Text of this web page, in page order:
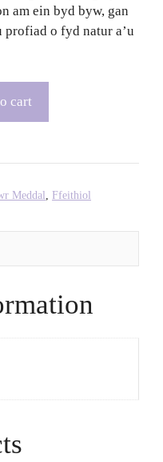
am ein byd byw, gan
o fyd natur a’u
cart
Meddal Ffeithiol